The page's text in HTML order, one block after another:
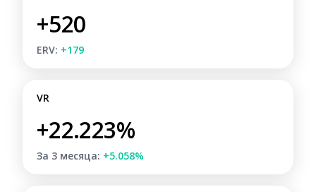
+520
ERV: +179
VR
+22.223%
За 3 месяца: +5.058%